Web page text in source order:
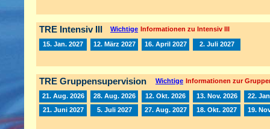
TRE Intensiv III Wichtige Informationen zu Intensiv III
15. Jan. 2027 12. März 2027 16. April 2027 2. Juli 2027
TRE Gruppensupervision Wichtige Informationen zur
21. Aug. 2026 28. Aug. 2026 12. Okt. 2026 13. Nov. 2026
22.
21. Juni 2027
5. Juli 2027 27. Aug. 2027 18. Okt. 2027 19.